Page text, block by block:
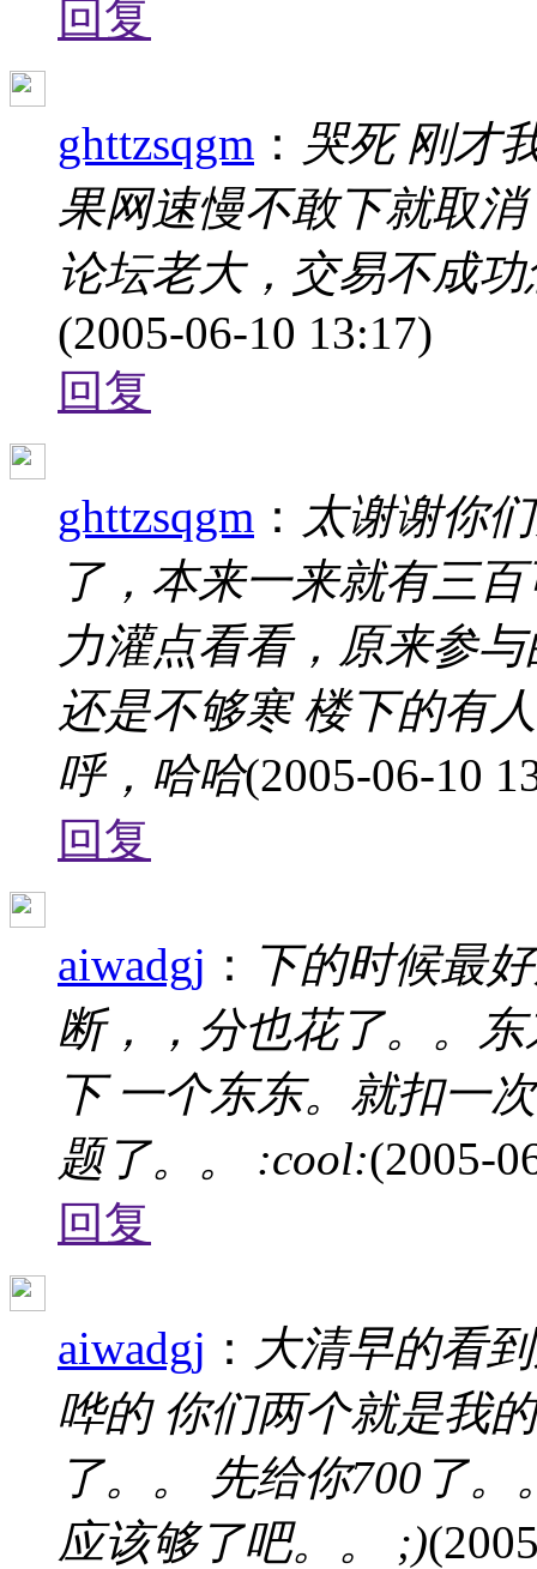
回复
ghttzsqgm ： 哭死 刚才
果网速慢不敢下就取
论坛老大，交易不成
(2005-06-10 13:17)
回复
ghttzsqgm ： 太谢谢你
了，本来一来就有三
力灌点看看，原来参
还是不够寒 楼下的有
呼，哈哈(2005-06-10
回复
aiwadgj ： 下的时候最
断，，分也花了。。
下 一个东东。就扣一
题了。。 :cool:(2005-
回复
aiwadgj ： 大清早的看
哗的 你们两个就是我
了。。 先给你700了
应该够了吧。。 ;)